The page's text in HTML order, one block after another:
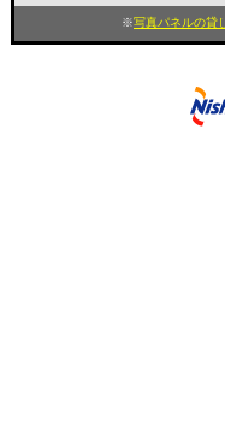
※写真パネルの貸